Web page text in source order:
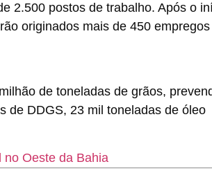
2.500 postos de trabalho. Após o
originados mais de 450 empregos
de toneladas de grãos,
de DDGS, 23 mil toneladas de óleo
Oeste da Bahia